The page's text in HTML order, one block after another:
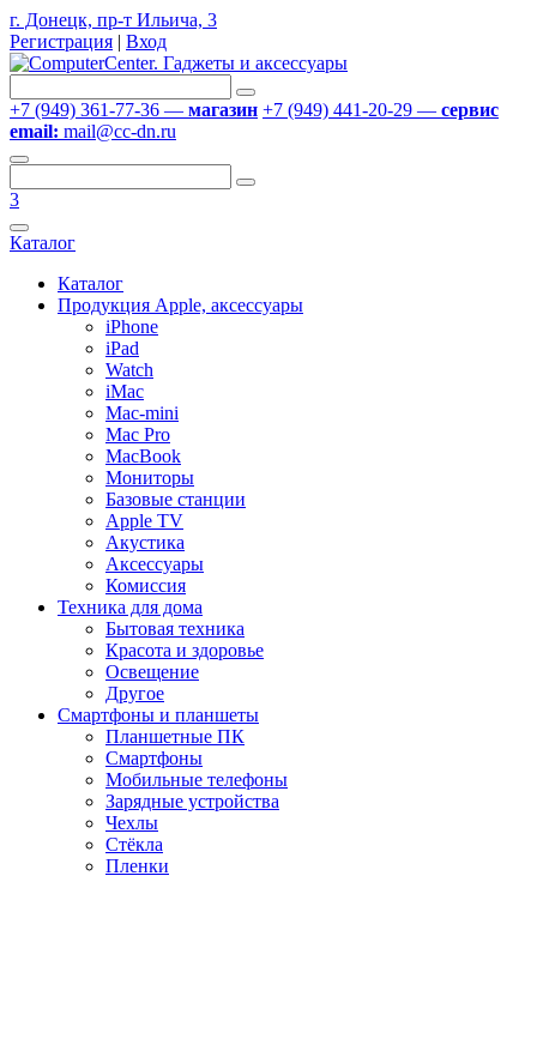
г. Донецк, пр-т Ильича, 3
Регистрация | Вход
+7 (949) 361-77-36 — магазин +7 (949) 441-20-29 — сервис
email: mail@cc-dn.ru
3
Каталог
Каталог
Продукция Apple, аксессуары
iPhone
iPad
Watch
iMac
Mac-mini
Mac Pro
MacBook
Мониторы
Базовые станции
Apple TV
Акустика
Аксессуары
Комиссия
Техника для дома
Бытовая техника
Красота и здоровье
Освещение
Другое
Смартфоны и планшеты
Планшетные ПК
Смартфоны
Мобильные телефоны
Зарядные устройства
Чехлы
Стёкла
Пленки